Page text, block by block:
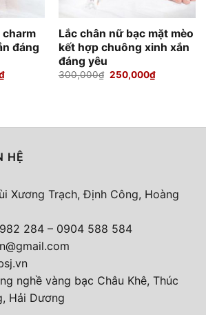
charm
đáng
Giá
hiện
Lắc chân nữ bạc mặt mèo
kết hợp chuông xinh xắn
đáng yêu
300,000₫ Giá
250,000₫Giá
hiện
HỆ
Xương Trạch, Định Công, Hoàng
284 – 0904 588 584
nghề vàng bạc Châu Khê, Thúc
Hải Dương